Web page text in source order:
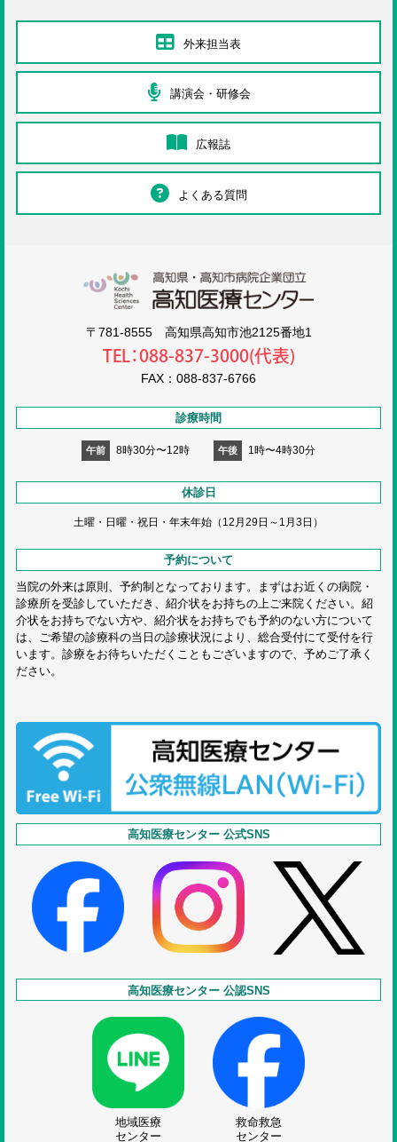
外来担当表
講演会・研修会
広報誌
よくある質問
〒781-8555 高知県高知市池2125番地1
TEL：088-837-3000(代表)
FAX：088-837-6766
診療時間
午前 8時30分〜12時 午後 1時〜4時30分
休診日
土曜・日曜・祝日・ 年末年始（12月29日～1月3日）
予約について
当院の外来は原則、予約制となっております。まずはお近くの病院・
診療所を受診していただき、紹介状をお持ちの上ご来院ください。紹
介状をお持ちでない方や、紹介状をお持ちでも予約のない方について
は、ご希望の診療科の当日の診療状況により、総合受付にて受付を行
います。診療をお待ちいただくこともございますので、予めご了承く
ださい。
高知医療センター 公式SNS
高知医療センター 公認SNS
地域医療
センター
救命救急
センター